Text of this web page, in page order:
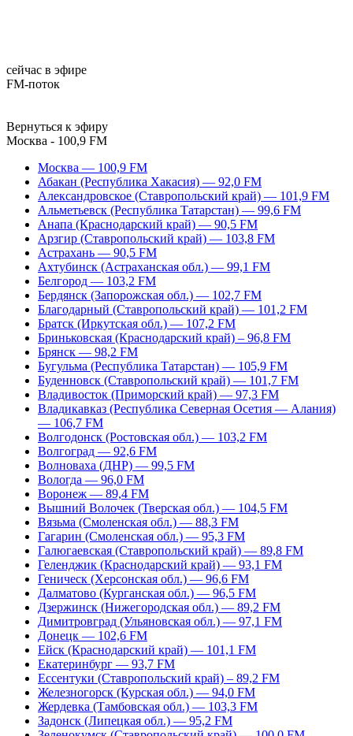
сейчас в эфире
FM-поток
Вернуться к эфиру
Москва - 100,9 FM
Москва — 100,9 FM
Абакан (Республика Хакасия) — 92,0 FM
Александровское (Ставропольский край) — 101,9 FM
Альметьевск (Республика Татарстан) — 99,6 FM
Анапа (Краснодарский край) — 90,5 FM
Арзгир (Ставропольский край) — 103,8 FM
Астрахань — 90,5 FM
Ахтубинск (Астраханская обл.) — 99,1 FM
Белгород — 103,2 FM
Бердянск (Запорожская обл.) — 102,7 FM
Благодарный (Ставропольский край) — 101,2 FM
Братск (Иркутская обл.) — 107,2 FM
Бриньковская (Краснодарский край) – 96,8 FM
Брянск — 98,2 FM
Бугульма (Республика Татарстан) — 105,9 FM
Буденновск (Ставропольский край) — 101,7 FM
Владивосток (Приморский край) — 97,3 FM
Владикавказ (Республика Северная Осетия — Алания)
— 106,7 FM
Волгодонск (Ростовская обл.) — 103,2 FM
Волгоград — 92,6 FM
Волноваха (ДНР) — 99,5 FM
Вологда — 96,0 FM
Воронеж — 89,4 FM
Вышний Волочек (Тверская обл.) — 104,5 FM
Вязьма (Смоленская обл.) — 88,3 FM
Гагарин (Смоленская обл.) — 95,3 FM
Галюгаевская (Ставропольский край) — 89,8 FM
Геленджик (Краснодарский край) — 93,1 FM
Геническ (Херсонская обл.) — 96,6 FM
Далматово (Курганская обл.) — 96,5 FM
Дзержинск (Нижегородская обл.) — 89,2 FM
Димитровград (Ульяновская обл.) — 97,1 FM
Донецк — 102,6 FM
Ейск (Краснодарский край) — 101,1 FM
Екатеринбург — 93,7 FM
Ессентуки (Ставропольский край) – 89,2 FM
Железногорск (Курская обл.) — 94,0 FM
Жердевка (Тамбовская обл.) — 103,3 FM
Задонск (Липецкая обл.) — 95,2 FM